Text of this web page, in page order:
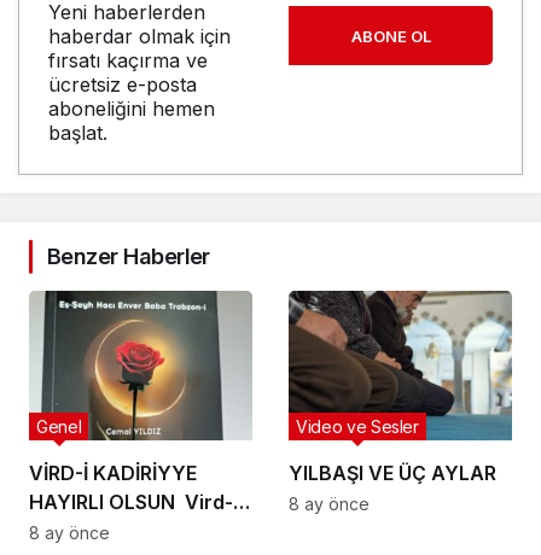
Yeni haberlerden
haberdar olmak için
fırsatı kaçırma ve
ücretsiz e-posta
aboneliğini hemen
başlat.
ABONE OL
Benzer Haberler
VİRD-İ KADİRİYYE
HAYIRLI OLSUN Vird-i
Kadiriyye Kitabı çıktı.
Genel
8 ay önce
YILBAŞI VE ÜÇ AYLAR
Video ve Sesler
8 ay önce